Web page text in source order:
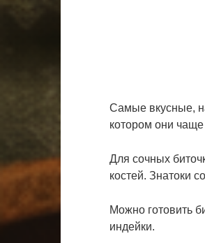
Самые вкусные,
котором они
Для сочных
костей. Знатоки
Можно готовить
индейки.